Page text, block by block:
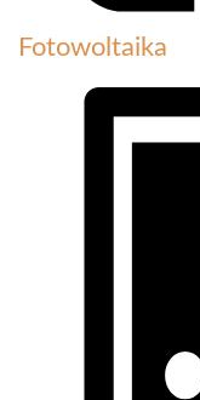
Fotowoltaika